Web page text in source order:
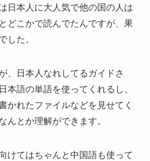
日本人に大人気で他の国の人は
どこかで読んでたんですが、果
した。
、日本人なれしてるガイドさ
本語の単語を使ってくれるし、
かれたファイルなどを見せてく
んとか理解ができます。
けてはちゃんと中国語も使って